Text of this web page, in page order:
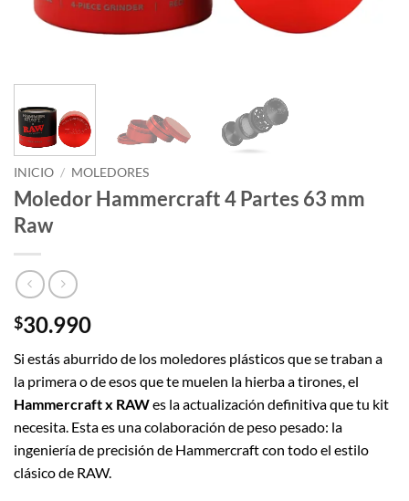
INICIO / MOLEDORES
Moledor Hammercraft 4 Partes 63 mm
Raw
$30.990
Si estás aburrido de los moledores plásticos que se traban a
la primera o de esos que te muelen la hierba a tirones, el
Hammercraft x RAWes la actualización definitiva que tu kit
necesita. Esta es una colaboración de peso pesado: la
ingeniería de precisión de Hammercraft con todo el estilo
clásico de RAW.